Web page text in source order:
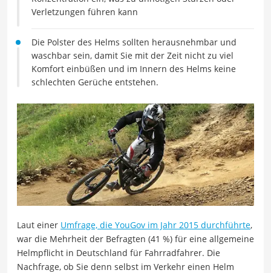
Verletzungen führen kann
Die Polster des Helms sollten herausnehmbar und
waschbar sein, damit Sie mit der Zeit nicht zu viel
Komfort einbüßen und im Innern des Helms keine
schlechten Gerüche entstehen.
Laut einer Umfrage, die YouGov im Jahr 2015 durchführte,
war die Mehrheit der Befragten (41 %) für eine allgemeine
Helmpflicht in Deutschland für Fahrradfahrer. Die
Nachfrage, ob Sie denn selbst im Verkehr einen Helm